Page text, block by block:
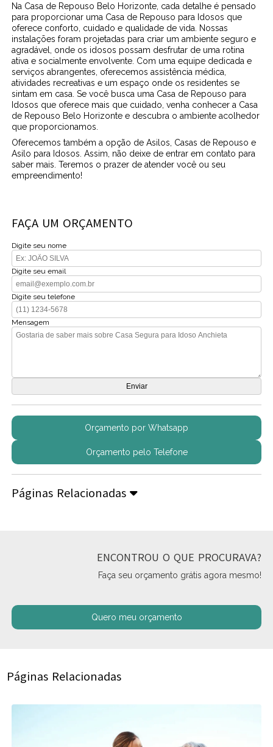
Na Casa de Repouso Belo Horizonte, cada detalhe é pensado
para proporcionar uma Casa de Repouso para Idosos que
oferece conforto, cuidado e qualidade de vida. Nossas
instalações foram projetadas para criar um ambiente seguro e
agradável, onde os idosos possam desfrutar de uma rotina
ativa e socialmente envolvente. Com uma equipe dedicada e
serviços abrangentes, oferecemos assistência médica,
atividades recreativas e um espaço onde os residentes se
sintam em casa. Se você busca uma Casa de Repouso para
Idosos que oferece mais que cuidado, venha conhecer a Casa
de Repouso Belo Horizonte e descubra o ambiente acolhedor
que proporcionamos.
Oferecemos também a opção de Asilos, Casas de Repouso e
Asilo para Idosos. Assim, não deixe de entrar em contato para
saber mais. Teremos o prazer de atender você ou seu
empreendimento!
FAÇA UM ORÇAMENTO
Digite seu nome
Digite seu email
Digite seu telefone
Mensagem
Orçamento por Whatsapp
Orçamento pelo Telefone
Páginas Relacionadas
ENCONTROU O QUE PROCURAVA?
Faça seu orçamento grátis agora mesmo!
Quero meu orçamento
Páginas Relacionadas